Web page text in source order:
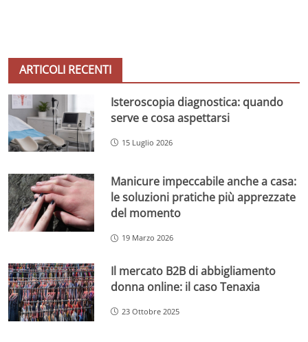
ARTICOLI RECENTI
Isteroscopia diagnostica: quando
serve e cosa aspettarsi
15 Luglio 2026
Manicure impeccabile anche a casa:
le soluzioni pratiche più apprezzate
del momento
19 Marzo 2026
Il mercato B2B di abbigliamento
donna online: il caso Tenaxia
23 Ottobre 2025